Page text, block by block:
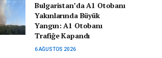
Bulgaristan’da A1 Otobanı
Yakınlarında Büyük
Yangın: A1 Otobanı
Trafiğe Kapandı
6 AĞUSTOS 2026